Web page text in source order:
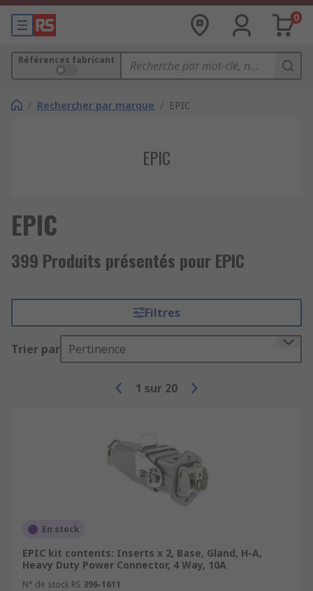
0
Références fabricant
/ Rechercher par marque / EPIC
EPIC
EPIC
399 Produits présentés pour EPIC
Filtres
Trier par Pertinence
1 sur 20
En stock
EPIC kit contents: Inserts x 2, Base, Gland, H-A,
Heavy Duty Power Connector, 4 Way, 10A
N° de stock RS 396-1611